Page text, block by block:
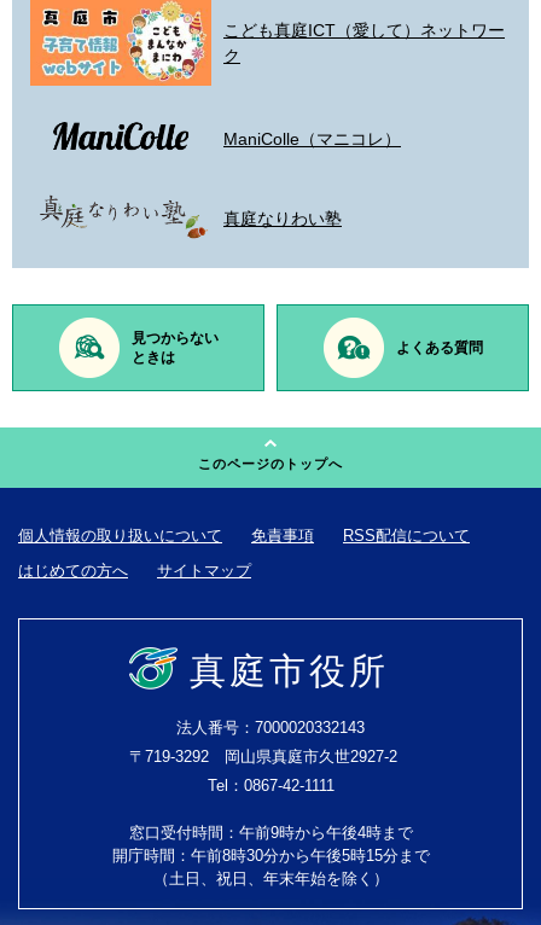
こども真庭ICT（愛して）ネットワー
ク
ManiColle（マニコレ）
真庭なりわい塾
見つからない
ときは
よくある質問
このページのトップへ
個人情報の取り扱いについて 免責事項
RSS配信について
はじめての方へ
サイトマップ
真庭市役所
法人番号：7000020332143
〒719-3292 岡山県真庭市久世2927-2
Tel：0867-42-1111
窓口受付時間：午前9時から午後4時まで
開庁時間：午前8時30分から午後5時15分まで
（土日、祝日、年末年始を除く）